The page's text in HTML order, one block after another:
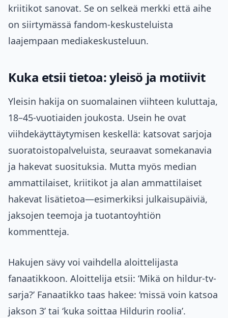
kriitikot sanovat. Se on selkeä merkki että aihe
on siirtymässä fandom-keskusteluista
laajempaan mediakeskusteluun.
Kuka etsii tietoa: yleisö ja motiivit
Yleisin hakija on suomalainen viihteen kuluttaja,
18–45-vuotiaiden joukosta. Usein he ovat
viihdekäyttäytymisen keskellä: katsovat sarjoja
suoratoistopalveluista, seuraavat somekanavia
ja hakevat suosituksia. Mutta myös median
ammattilaiset, kriitikot ja alan ammattilaiset
hakevat lisätietoa—esimerkiksi julkaisupäiviä,
jaksojen teemoja ja tuotantoyhtiön
kommentteja.
Hakujen sävy voi vaihdella aloittelijasta
fanaatikkoon. Aloittelija etsii: ‘Mikä on hildur-tv-
sarja?’ Fanaatikko taas hakee: ‘missä voin katsoa
jakson 3’ tai ‘kuka soittaa Hildurin roolia’.